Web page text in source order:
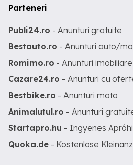
Parteneri
Publi24.ro - Anunturi gratuite
Bestauto.ro - Anunturi auto/
Romimo.ro - Anunturi imobiliare
Cazare24.ro - Anunturi cu
Bestbike.ro - Anunturi moto
Animalutul.ro - Anunturi
Startapro.hu - Ingyenes
Quoka.de - Kostenlose